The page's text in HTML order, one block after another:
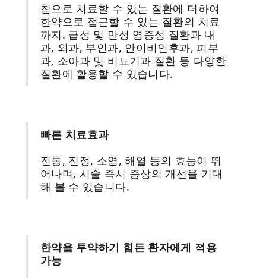
침으로 치료할 수 있는 질환에 더하여
한약으로 접근할 수 있는 질환의 치료
까지. 급성 및 만성 염증성 질환과 내
과, 외과, 부인과, 안이비인후과, 피부
과, 소아과 및 비뇨기과 질환 등 다양한
질환에 활용할 수 있습니다.
빠른 치료효과
진통, 진정, 소염, 해열 등의 효능이 뛰
어나며, 시술 즉시 증상의 개선을 기대
해 볼 수 있습니다.
한약을 투약하기 힘든 환자에게 적용
가능